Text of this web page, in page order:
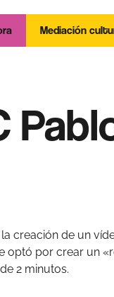
Mediación
creación de un
optó por crear un
2 minutos.